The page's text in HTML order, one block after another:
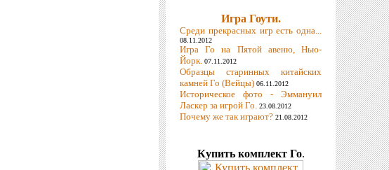
Игра Гоути.
Среди прекрасных игр есть одна...
08.11.2012
Игра Го на Пятой авеню, Нью-
Йорк. 07.11.2012
Образцы старинных китайских
камней Го (Вейцы) 06.11.2012
Историческое фото - Эммануил
Ласкер за игрой Го. 23.08.2012
Почему же так играют? 21.08.2012
Купить комплект Го.